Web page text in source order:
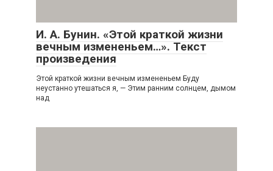
И. А. Бунин. «Этой краткой жизни
вечным измененьем…». Текст
произведения
Этой краткой жизни вечным измененьем Буду
неустанно утешаться я, — Этим ранним солнцем, дымом
над